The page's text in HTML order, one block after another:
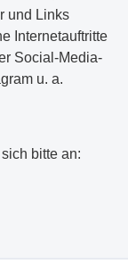
und Links
Internetauftritte
Social-Media-
u. a.
bitte an: